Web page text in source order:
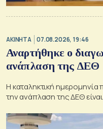
ΑΚΙΝΗΤΑ 07.08.2026, 19:46
Αναρτήθηκε ο
ανάπλαση της ΔΕΘ
Η καταληκτική
την ανάπλαση της ΔΕΘ